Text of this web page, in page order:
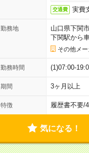
交通費 実費
勤務地
山口県下関
下関駅から
その他メー
勤務時間 (1)07:00-
期間 3ヶ月以上
特徴 履歴書不要/
気になる！